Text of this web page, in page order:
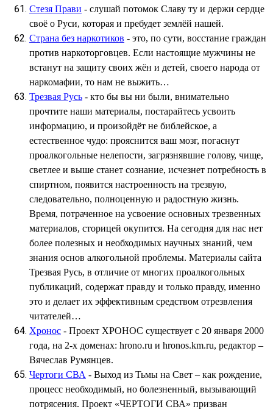
Стезя Прави - слушай потомок Cлаву ту и держи сердце
своё о Руси, которая и пребудет землёй нашей.
Страна без наркотиков - это, по сути, восстание граждан
против наркоторговцев. Если настоящие мужчины не
встанут на защиту своих жён и детей, своего народа от
наркомафии, то нам не выжить…
Трезвая Русь - кто бы вы ни были, внимательно
прочтите наши материалы, постарайтесь усвоить
информацию, и произойдёт не библейское, а
естественное чудо: прояснится ваш мозг, погаснут
проалкогольные нелепости, загрязнявшие голову, чище,
светлее и выше станет сознание, исчезнет потребность в
спиртном, появится настроенность на трезвую,
следовательно, полноценную и радостную жизнь.
Время, потраченное на усвоение основных трезвенных
материалов, сторицей окупится. На сегодня для нас нет
более полезных и необходимых научных знаний, чем
знания основ алкогольной проблемы. Материалы сайта
Трезвая Русь, в отличие от многих проалкогольных
публикаций, содержат правду и только правду, именно
это и делает их эффективным средством отрезвления
читателей…
Хронос - Проект ХРОНОС существует с 20 января 2000
года, на 2-х доменах: hrono.ru и hronos.km.ru, редактор –
Вячеслав Румянцев.
Чертоги СВА - Выход из Тьмы на Свет – как рождение,
процесс необходимый, но болезненный, вызывающий
потрясения. Проект «ЧЕРТОГИ СВА» призван